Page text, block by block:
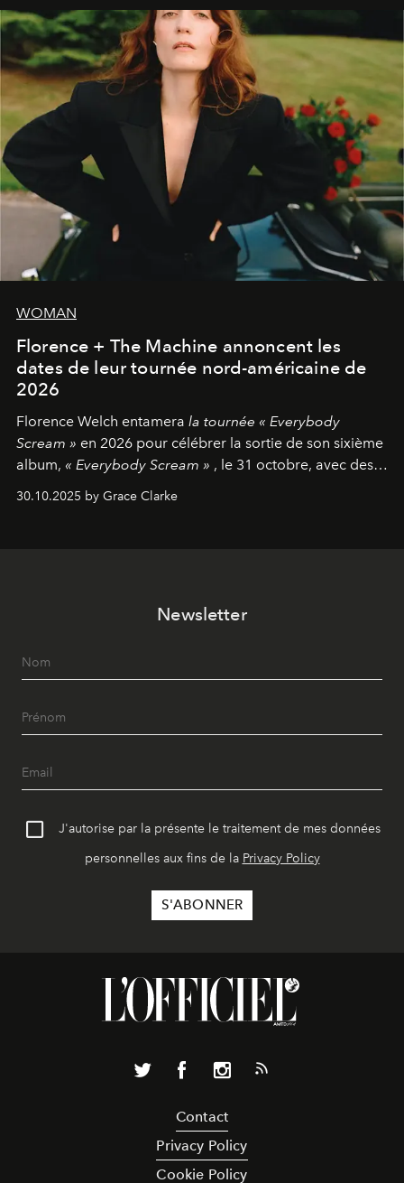
WOMAN
Florence + The Machine annoncent les
dates de leur tournée nord-américaine de
2026
Florence Welch entamera la tournée « Everybody
Scream » en 2026 pour célébrer la sortie de son sixième
album, « Everybody Scream » , le 31 octobre, avec des
30.10.2025 by Grace Clarke
Newsletter
J'autorise par la présente le traitement de mes données
personnelles aux fins de la Privacy Policy
Contact
Privacy Policy
Cookie Policy